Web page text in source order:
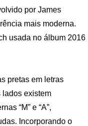
por James
mais moderna.
usada no álbum 2016
pretas em letras
lados existem
“M” e “A”,
Incorporando o